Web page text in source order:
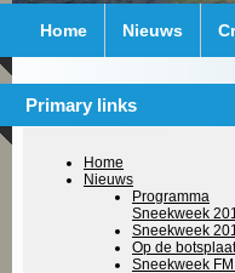
Home Nieuws
Primary links
Home
Nieuws
Programma
Sneekweek
Sneekweek
Op de botsplaat
Sneekweek